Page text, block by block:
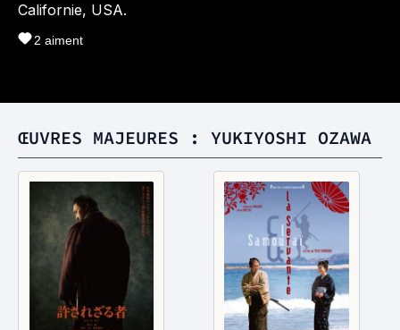
Californie, USA.
2 aiment
ŒUVRES MAJEURES : YUKIYOSHI OZAWA